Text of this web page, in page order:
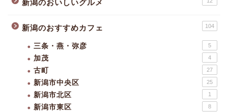
新潟のおいしいグルメ
新潟のおすすめカフェ 104
三条・燕・弥彦 5
加茂 4
古町 27
新潟市中央区 25
新潟市北区 1
新潟市東区 8